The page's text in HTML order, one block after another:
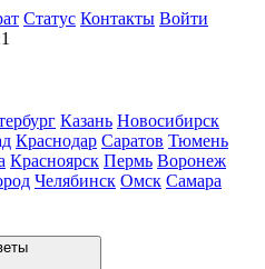
Статус Контакты Войти
Казань Новосибирск
Краснодар Саратов Тюмень
Красноярск Пермь Воронеж
Челябинск Омск Самара